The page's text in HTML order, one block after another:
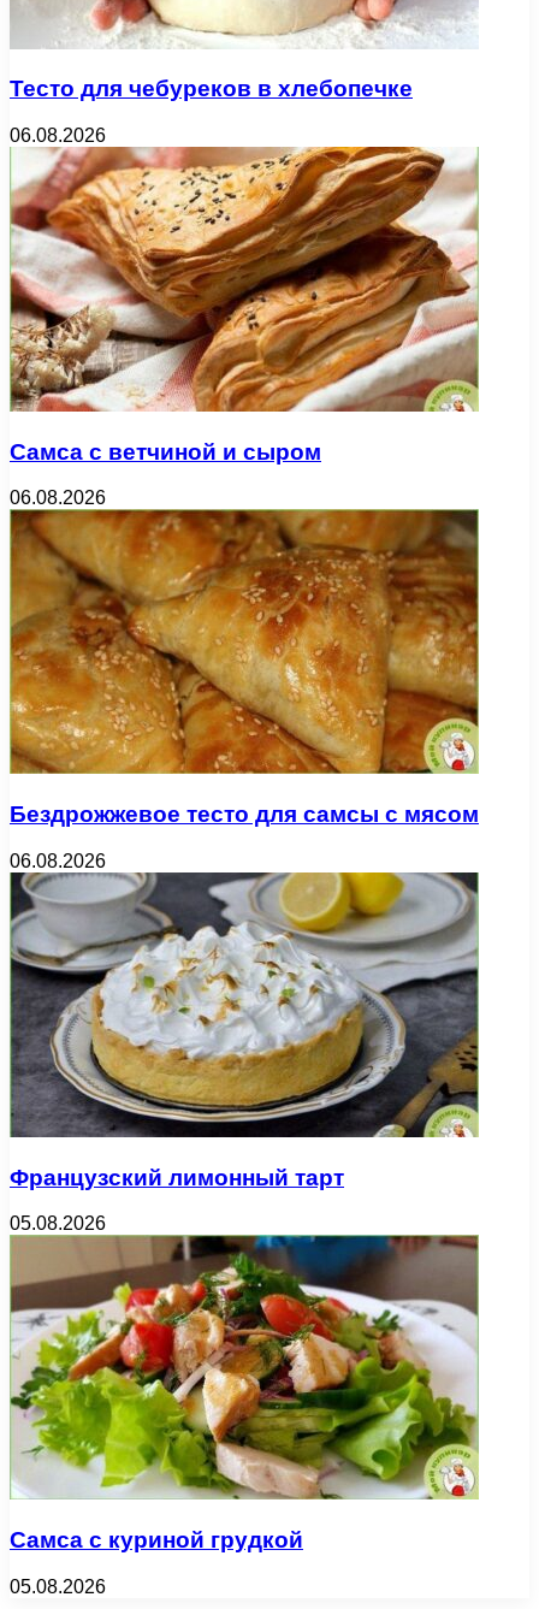
Тесто для чебуреков в хлебопечке
06.08.2026
Самса с ветчиной и сыром
06.08.2026
Бездрожжевое тесто для самсы с мясом
06.08.2026
Французский лимонный тарт
05.08.2026
Самса с куриной грудкой
05.08.2026